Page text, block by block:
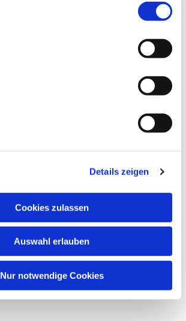
Details zeigen
Cookies zulassen
Auswahl erlauben
Nur notwendige Cookies